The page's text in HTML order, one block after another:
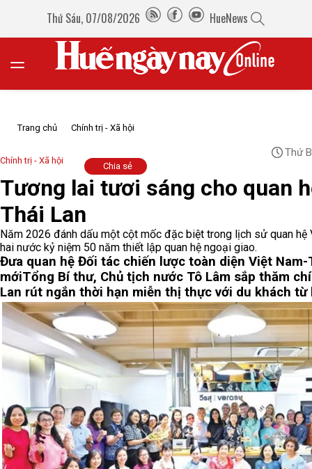
Thứ Sáu, 07/08/2026 HueNews
Trang chủ Chính trị - Xã hội
Chính trị - Xã hội
Thứ
Chia sẻ
Tương lai tươi sáng cho quan
Thái Lan
Năm 2026 đánh dấu một cột mốc đặc biệt trong lịch sử quan hệ
hai nước kỷ niệm 50 năm thiết lập quan hệ ngoại giao.
Đưa quan hệ Đối tác chiến lược toàn diện Việt
mớiTổng Bí thư, Chủ tịch nước Tô Lâm sắp thăm
Lan rút ngắn thời hạn miễn thị thực với du khách từ